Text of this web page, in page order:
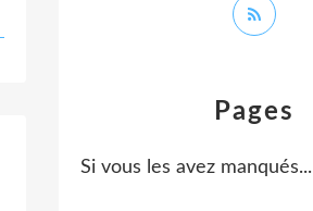
Pages
Si vous les avez manqués...